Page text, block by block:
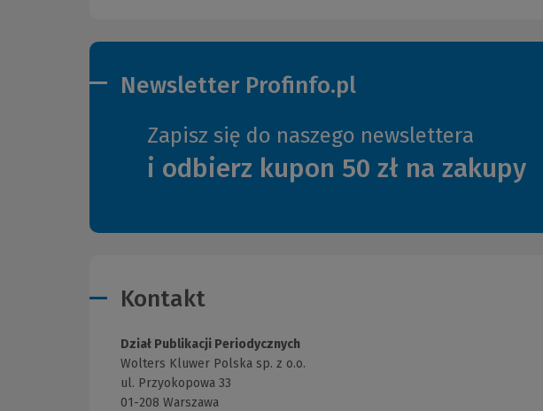
Newsletter Profinfo.pl
Zapisz się do naszego newslettera
i odbierz kupon 50 zł na zakupy
Kontakt
Dział Publikacji Periodycznych
Wolters Kluwer Polska sp. z o.o.
ul. Przyokopowa 33
01-208 Warszawa